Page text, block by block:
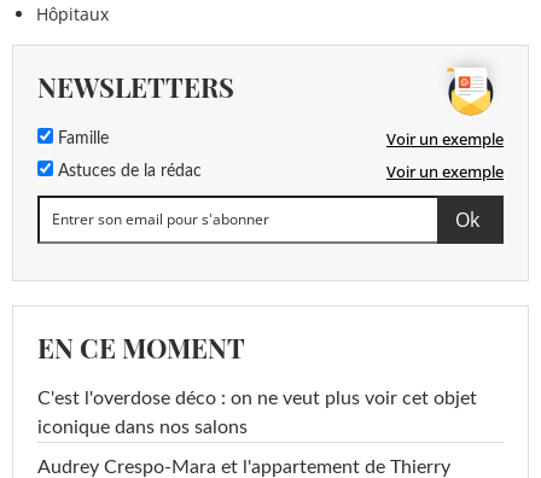
Hôpitaux
NEWSLETTERS
Famille Voir un exemple
Astuces de la rédac Voir un exemple
EN CE MOMENT
C'est l'overdose déco : on ne veut plus voir cet objet
iconique dans nos salons
Audrey Crespo-Mara et l'appartement de Thierry